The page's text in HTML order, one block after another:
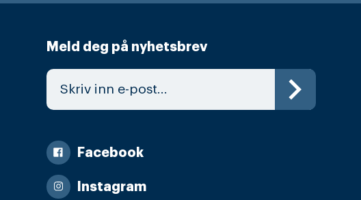
Meld deg på nyhetsbrev
Facebook
Instagram